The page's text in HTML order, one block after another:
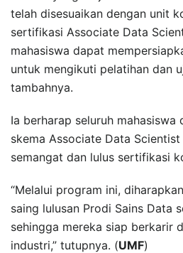
telah disesuaikan dengan unit
sertifikasi Associate Data
mahasiswa dapat
untuk mengikuti pelatihan dan
tambahnya.
Ia berharap seluruh mahasiswa
skema Associate Data
semangat dan lulus sertifikasi
“Melalui program ini,
saing lulusan Prodi Sains Data
sehingga mereka siap berkarir
industri,” tutupnya. (UMF)